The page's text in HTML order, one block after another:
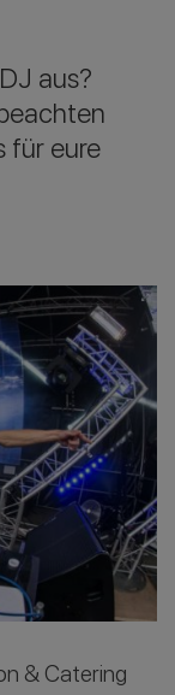
aus?
für eure
& Catering